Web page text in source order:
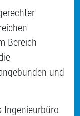
Bereich
und
Ingenieurbüro